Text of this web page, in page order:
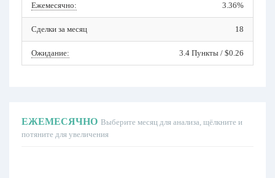
Ежемесячно: 3.36%
Сделки за месяц 18
Ожидание: 3.4 Пункты / $0.26
ЕЖЕМЕСЯЧНО Выберите месяц для анализа, щёлкните и
потяните для увеличения